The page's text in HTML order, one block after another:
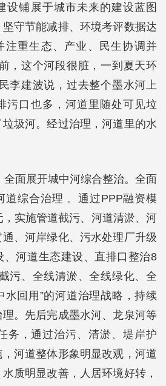
设铺展于城市未来的建设蓝图
守节能减排、环境考评数据达
注重生态、产业、民生协调并
，这个河段很脏，一到夏天环
李建波说，过去整个墨水河上
污口也多，河道里随处可见垃
圾河。经过治理，河道里的水
面展开城中河综合整治。全面
道综合治理 。通过PPP融资模
实施管道截污、河道清淤、河
、河岸绿化、污水处理厂升级
、河道生态建设、直排口整治8
污、全线清淤、全线绿化、全
水回用”的河道治理战略，持续
。先后完成墨水河、龙泉河等
务，通过治污、清淤、堤岸护
河道整体形象明显改观，河道
质明显改善，人居环境好转，